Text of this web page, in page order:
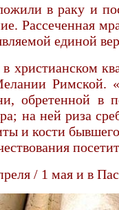
в раку и
Рассеченная
единой
обретенной
на ней риза
и кости
/ 1 мая и в